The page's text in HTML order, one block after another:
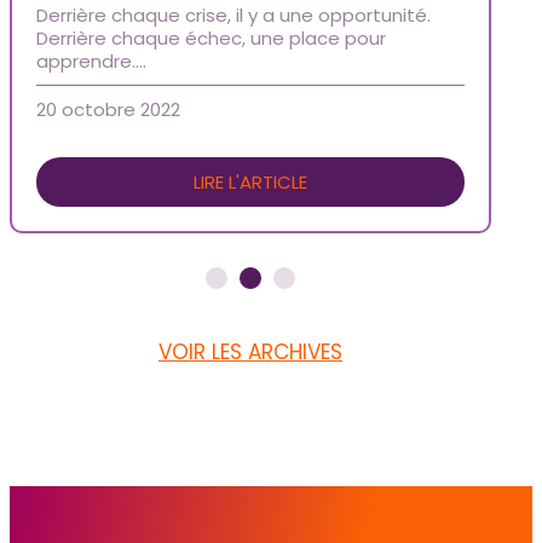
Derrière chaque crise, il y a une opportunité.
Derrière chaque échec, une place pour
apprendre….
20 octobre 2022
LIRE L'ARTICLE
VOIR LES ARCHIVES